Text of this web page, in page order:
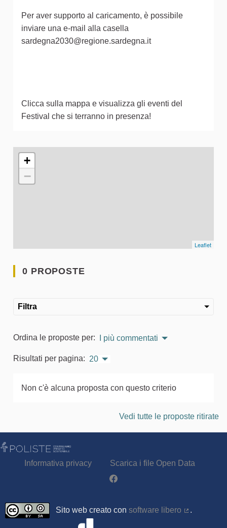
Per aver supporto al caricamento, è possibile
inviare una e-mail alla casella
sardegna2030@regione.sardegna.it
Clicca sulla mappa e visualizza gli eventi del
Festival che si terranno in presenza!
L'elemento seguente è una mappa che presenta gli
+
−
Leaflet
0 PROPOSTE
Filtra
Ordina le proposte per: I più commentati
Risultati per pagina: 20
Non c'è alcuna proposta con questo criterio
Vedi tutte le proposte ritirate
Informativa privacy
Scarica i file Open Data
Partecipa - Poliste su Facebook
Sito web creato con software libero
.